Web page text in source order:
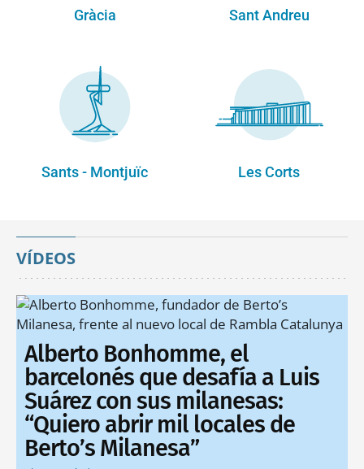
Gràcia Sant Andreu
Sants - Montjuïc Les Corts
VÍDEOS
Alberto Bonhomme, el
barcelonés que desafía a Luis
Suárez con sus milanesas:
“Quiero abrir mil locales de
Berto’s Milanesa”